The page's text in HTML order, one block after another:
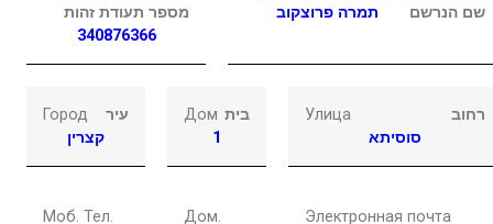
מספר תעודת זהות
340876366
שם הנרשם
תמרה פרוצקוב
Город
עיר
קצרין
Дом בית
1
Улица
רחוב
סוסיתא
Моб. Тел.
Дом.
Электронная почта